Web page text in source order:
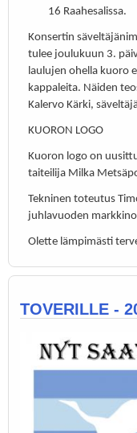
16 Raahesalissa.
Konsertin
tulee joulukuun 3.
laulujen ohella kuoro
kappaleita. Näiden
Kalervo Kärki,
KUORON LOGO
Kuoron logo on
taiteilija Milka
Tekninen toteutus
juhlavuoden
Olette lämpimästi
TOVERILLE -